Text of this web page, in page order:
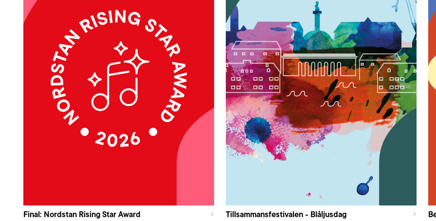
Final: Nordstan Rising Star Award Tillsammansfestivalen - Blåljusdag